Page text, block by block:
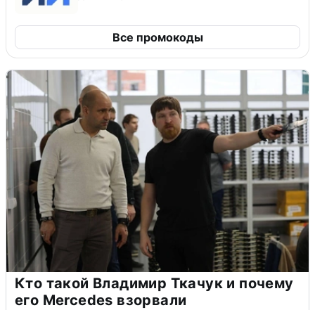
Все промокоды
Кто такой Владимир Ткачук и почему
его Mercedes взорвали